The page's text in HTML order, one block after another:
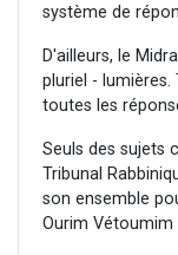
système de
D'ailleurs, le
pluriel -
toutes les
Seuls des sujets
Tribunal
son ensemble
Ourim Vétoumim